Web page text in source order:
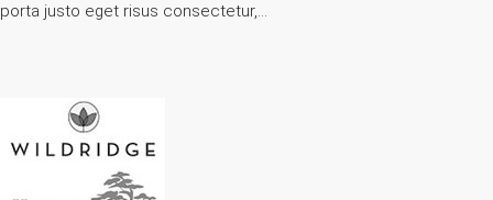
porta justo eget risus consectetur,…